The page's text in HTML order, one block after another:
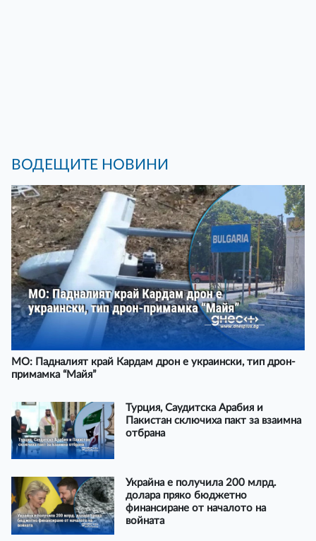
ВОДЕЩИТЕ НОВИНИ
МО: Падналият край Кардам дрон е украински, тип дрон-
примамка “Майя”
Турция, Саудитска Арабия и
Пакистан сключиха пакт за взаимна
отбрана
Украйна е получила 200 млрд.
долара пряко бюджетно
финансиране от началото на
войната